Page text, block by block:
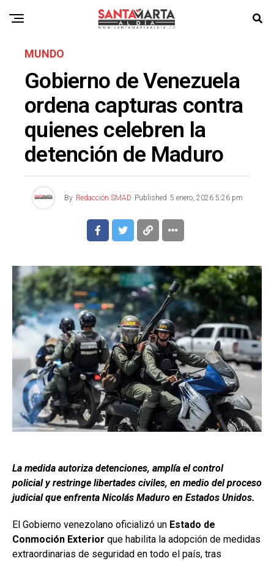
MUNDO
Gobierno de Venezuela
ordena capturas contra
quienes celebren la
detención de Maduro
By Redacción SMAD Published 5 enero, 2026 5:26 pm
La medida autoriza detenciones, amplía el control
policial y restringe libertades civiles, en medio del proceso
judicial que enfrenta Nicolás Maduro en Estados Unidos.
El Gobierno venezolano oficializó un Estado de
Conmoción Exterior que habilita la adopción de medidas
extraordinarias de seguridad en todo el país, tras